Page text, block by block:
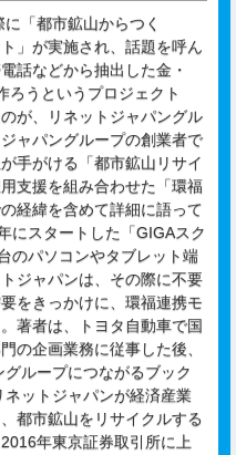
「都市鉱山からつく
」が実施され、話題を呼ん
話などから抽出した金・
ろうというプロジェクト
が、リネットジャパングル
ャパングループの創業者で
手がける「都市鉱山リサイ
支援を組み合わせた「環福
経緯を含めて詳細に語って
にスタートした「GIGAスク
のパソコンやタブレット端
ジャパンは、その際に不要
をきっかけに、環福連携モ
著者は、トヨタ自動車で国
の企画業務に従事した後、
ループにつながるブック
ットジャパンが経済産業
都市鉱山をリサイクルする
年東京証券取引所に上